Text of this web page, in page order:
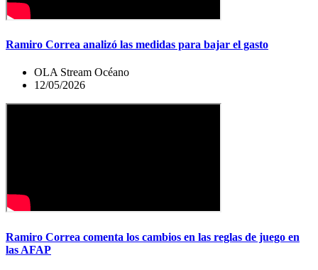
Ramiro Correa analizó las medidas para bajar el gasto
OLA Stream Océano
12/05/2026
Ramiro Correa comenta los cambios en las reglas de juego en
las AFAP